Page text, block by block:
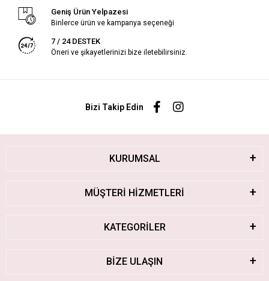
Geniş Ürün Yelpazesi
Binlerce ürün ve kampanya seçeneği
7 / 24 DESTEK
Öneri ve şikayetlerinizi bize iletebilirsiniz.
Bizi Takip Edin
KURUMSAL
MÜŞTERİ HİZMETLERİ
KATEGORİLER
BİZE ULAŞIN